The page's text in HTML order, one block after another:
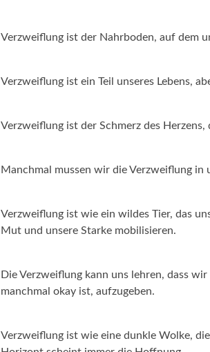
Verzweiflung ist der Nahrboden, auf dem
Verzweiflung ist ein Teil unseres Lebens,
Verzweiflung ist der Schmerz des
Manchmal mussen wir die Verzweiflung in
Verzweiflung ist wie ein wildes Tier, das
Mut und unsere Starke mobilisieren.
Die Verzweiflung kann uns lehren, dass
manchmal okay ist, aufzugeben.
Verzweiflung ist wie eine dunkle Wolke,